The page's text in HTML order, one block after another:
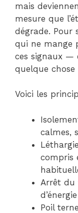
mais
mesure que
dégrade.
qui ne mange
ces signaux —
quelque
Voici les
calmes,
compris
Arrêt du
Poil